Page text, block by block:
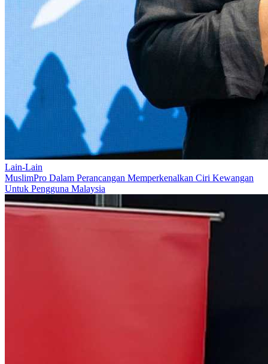
Lain-Lain
MuslimPro Dalam Perancangan Memperkenalkan Ciri Kewangan
Untuk Pengguna Malaysia